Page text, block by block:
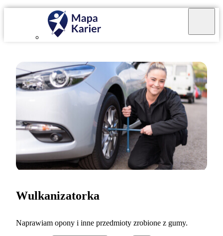
Wulkanizatorka
Naprawiam opony i inne przedmioty zrobione z gumy.